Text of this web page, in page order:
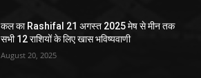
कल का Rashifal 21 अगस्त 2025 मेष से मीन तक
सभी 12 राशियों के लिए खास भविष्यवाणी
August 20, 2025